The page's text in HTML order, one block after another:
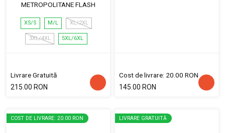
METROPOLITANE FLASH
XS/S M/L XL/2XL
3XL/4XL 5XL/6XL
Livrare Gratuită
215.00 RON
Cost de livrare: 20.00 RON
145.00 RON
COST DE LIVRARE: 20.00 RON LIVRARE GRATUITĂ